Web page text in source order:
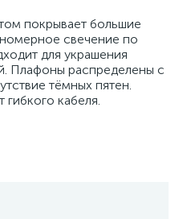
покрывает большие
свечение по
для украшения
Плафоны распределены с
тёмных пятен.
гибкого кабеля.